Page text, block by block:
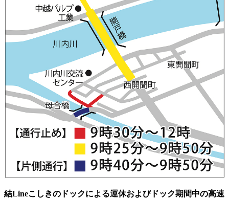
結Lineこしきのドックによる運休およびドック期間中の高速